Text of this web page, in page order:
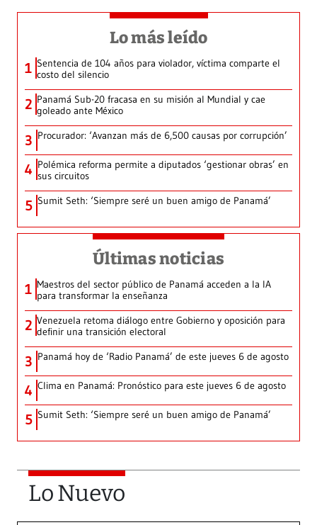
Lo más leído
1 Sentencia de 104 años para violador, víctima comparte el
costo del silencio
2 Panamá Sub-20 fracasa en su misión al Mundial y cae
goleado ante México
3 Procurador: ‘Avanzan más de 6,500 causas por corrupción’
4 Polémica reforma permite a diputados ‘gestionar obras’ en
sus circuitos
5 Sumit Seth: ‘Siempre seré un buen amigo de Panamá’
Últimas noticias
1 Maestros del sector público de Panamá acceden a la IA
para transformar la enseñanza
2 Venezuela retoma diálogo entre Gobierno y oposición para
definir una transición electoral
3 Panamá hoy de ‘Radio Panamá’ de este jueves 6 de agosto
4 Clima en Panamá: Pronóstico para este jueves 6 de agosto
5 Sumit Seth: ‘Siempre seré un buen amigo de Panamá’
Lo Nuevo